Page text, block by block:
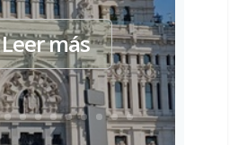
Leer más